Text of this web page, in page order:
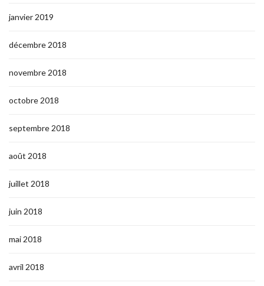
janvier 2019
décembre 2018
novembre 2018
octobre 2018
septembre 2018
août 2018
juillet 2018
juin 2018
mai 2018
avril 2018